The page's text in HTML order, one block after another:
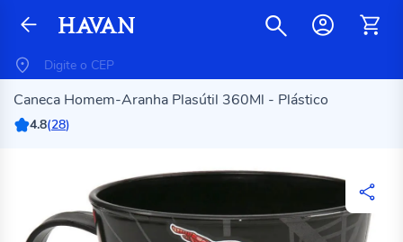
Caneca Homem-Aranha Plasútil 360Ml - Plástico
4.8(28)